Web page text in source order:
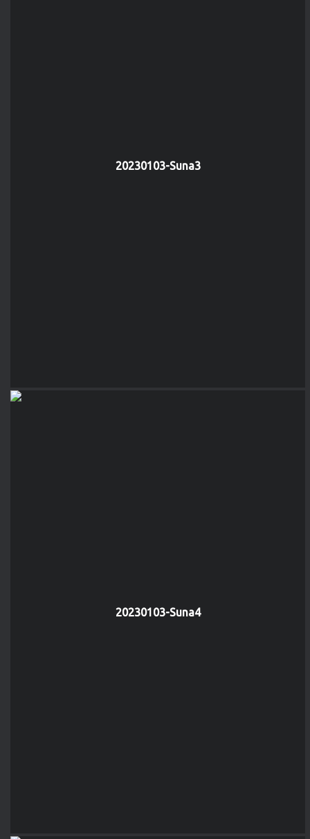
20230103-Suna3
20230103-Suna4